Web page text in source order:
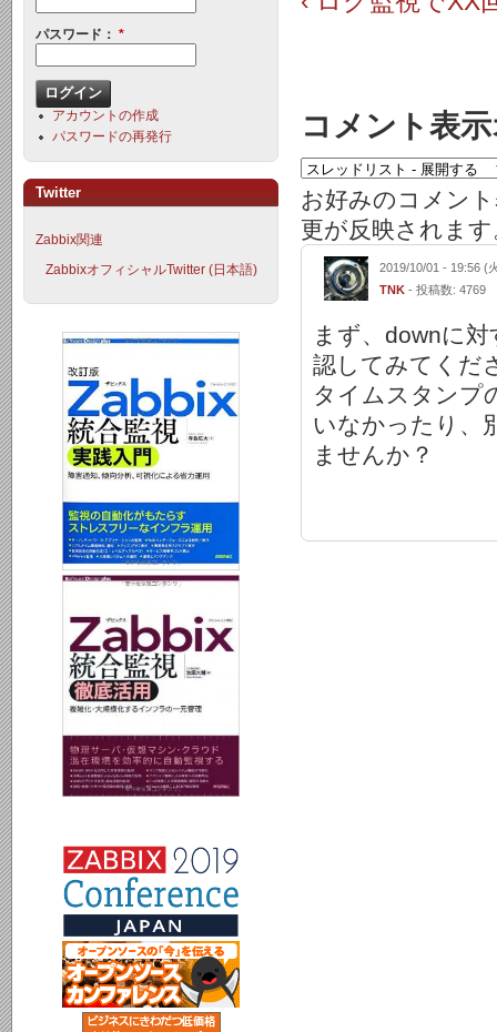
コメント表
お好みのコメン
更が反映されます
2019/10/01 - 19:56 (
TNK - 投稿数: 4769
まず、downに
認してみてくだ
タイムスタンプ
いなかったり、
ませんか？
パスワード： *
アカウントの作成
パスワードの再発行
Twitter
Zabbix関連
ZabbixオフィシャルTwitter (日本語)